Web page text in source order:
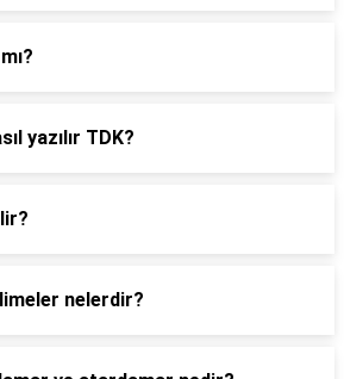
yazılır TDK?
nelerdir?